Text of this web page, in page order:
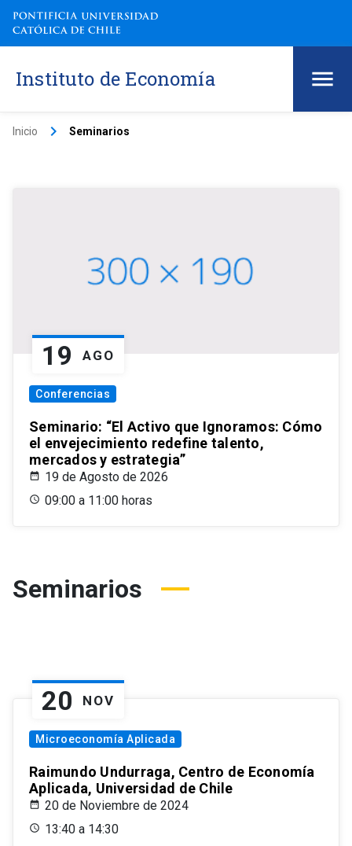
Instituto de Economía
Inicio keyboard_arrow_right Seminarios
19 AGO
Conferencias
Seminario: “El Activo que Ignoramos: Cómo
el envejecimiento redefine talento,
mercados y estrategia”
19 de Agosto de 2026
09:00 a 11:00 horas
Seminarios
20 NOV
Microeconomía Aplicada
Raimundo Undurraga, Centro de Economía
Aplicada, Universidad de Chile
20 de Noviembre de 2024
13:40 a 14:30